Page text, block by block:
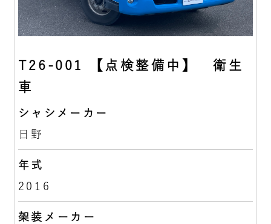
T26-001 【点検整備中】 衛生
車
シャシメーカー
日野
年式
2016
架装メーカー